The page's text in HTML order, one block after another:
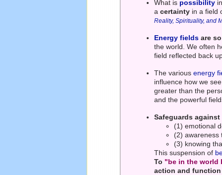
What is possibility
acertainty in a field
Reality, Spirituality, and
Energy fields are
the world. We often
field reflected back
The variousenergy
influence how we
greater than the
and the powerful
Safeguards
(1) emotional
(2)
(3) knowing
This suspension of
To "be in the world
action and